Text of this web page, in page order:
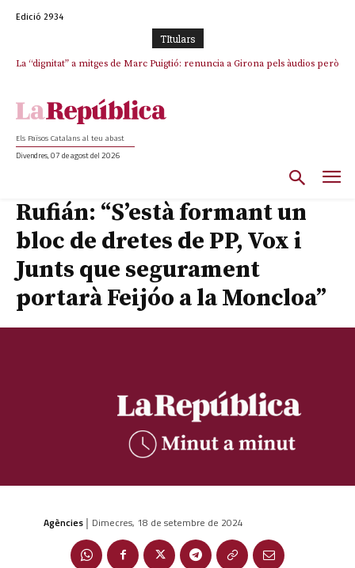
Edició 2934
TItulars
La “dignitat” a mitges de Marc Puigtió: renuncia a Girona pels àudios però
Els Països Catalans al teu abast
Divendres, 07 de agost del 2026
Rufián: “S’està formant un
bloc de dretes de PP, Vox i
Junts que segurament
portarà Feijóo a la Moncloa”
Agències | Dimecres, 18 de setembre de 2024